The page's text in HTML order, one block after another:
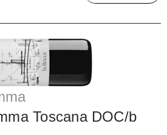
Toscana DOC/b